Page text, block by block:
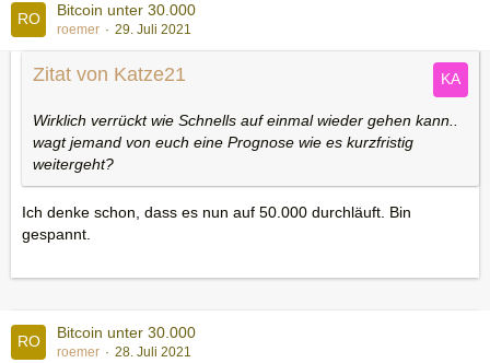
Bitcoin unter 30.000
roemer 29. Juli 2021
Zitat von Katze21
Wirklich verrückt wie Schnells auf einmal wieder gehen kann..
wagt jemand von euch eine Prognose wie es kurzfristig
weitergeht?
Ich denke schon, dass es nun auf 50.000 durchläuft. Bin
gespannt.
Bitcoin unter 30.000
roemer 28. Juli 2021